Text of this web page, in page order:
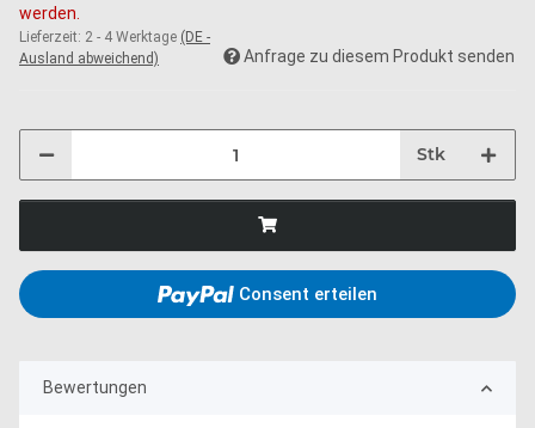
werden.
Lieferzeit: 2 - 4 Werktage (DE -
Ausland abweichend)
Anfrage zu diesem Produkt senden
Stk
Consent erteilen
Bewertungen